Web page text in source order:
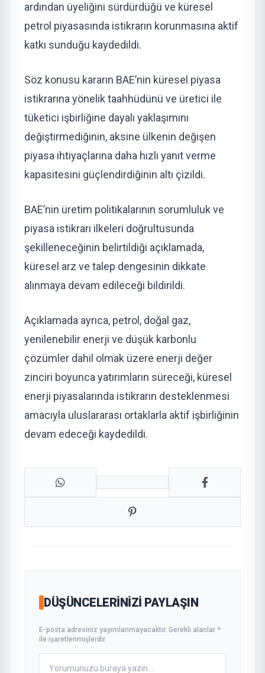
ardından üyeliğini sürdürdüğü ve küresel
petrol piyasasında istikrarın korunmasına aktif
katkı sunduğu kaydedildi.
Söz konusu kararın BAE’nin küresel piyasa
istikrarına yönelik taahhüdünü ve üretici ile
tüketici işbirliğine dayalı yaklaşımını
değiştirmediğinin, aksine ülkenin değişen
piyasa ihtiyaçlarına daha hızlı yanıt verme
kapasitesini güçlendirdiğinin altı çizildi.
BAE’nin üretim politikalarının sorumluluk ve
piyasa istikrarı ilkeleri doğrultusunda
şekilleneceğinin belirtildiği açıklamada,
küresel arz ve talep dengesinin dikkate
alınmaya devam edileceği bildirildi.
Açıklamada ayrıca, petrol, doğal gaz,
yenilenebilir enerji ve düşük karbonlu
çözümler dahil olmak üzere enerji değer
zinciri boyunca yatırımların süreceği, küresel
enerji piyasalarında istikrarın desteklenmesi
amacıyla uluslararası ortaklarla aktif işbirliğinin
devam edeceği kaydedildi.
DÜŞÜNCELERINIZI PAYLAŞIN
E-posta adresiniz yayımlanmayacaktır. Gerekli alanlar *
ile işaretlenmişlerdir.